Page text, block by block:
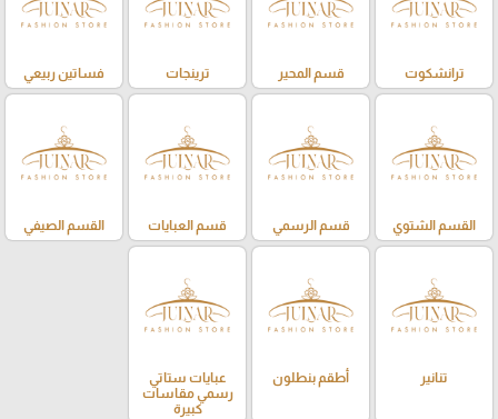
ترانشكوت قسم المحير ترينجات فساتين ربيعي
القسم الشتوي قسم الرسمي قسم العبايات القسم الصيفي
تنانير أطقم بنطلون
عبايات ستاتي
رسمي مقاسات
كبيرة